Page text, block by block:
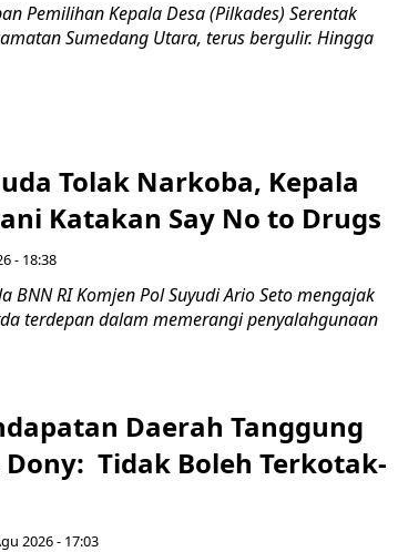
Pemilihan Kepala Desa (Pilkades) Serentak
Sumedang Utara, terus bergulir. Hingga
Tolak Narkoba, Kepala
Katakan Say No to Drugs
- 18:38
BNN RI Komjen Pol Suyudi Ario Seto mengajak
terdepan dalam memerangi penyalahgunaan
Daerah Tanggung
Dony: Tidak Boleh Terkotak-
2026 - 17:03